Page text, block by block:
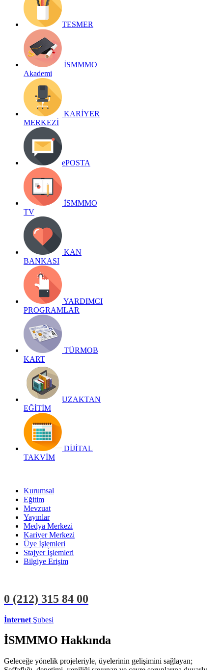
TESMER
İSMMMO
Akademi
KARİYER
MERKEZİ
ePOSTA
İSMMMO
TV
KAN
BANKASI
YARDIMCI
PROGRAMLAR
TÜRMOB
KART
UZAKTAN
EĞİTİM
DİJİTAL
TAKVİM
Kurumsal
Eğitim
Mevzuat
Yayınlar
Medya Merkezi
Kariyer Merkezi
Üye İşlemleri
Stajyer İşlemleri
Bilgiye Erişim
0 (212) 315 84 00
İnternet Şubesi
İSMMMO Hakkında
Geleceğe yönelik projeleriyle, üyelerinin gelişimini sağlayan;